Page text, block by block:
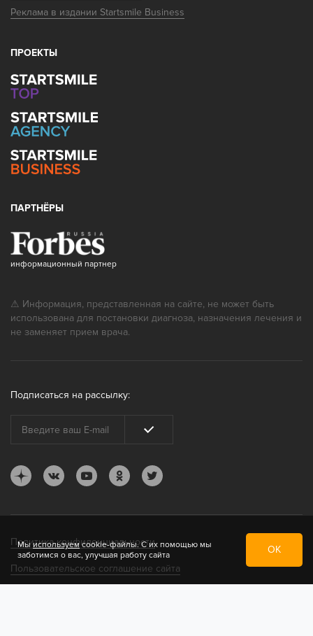
Реклама в издании Startsmile Business
ПРОЕКТЫ
ПАРТНЁРЫ
информационный партнер
⚠ Информация, представленная на сайте, не может быть
использована для постановки диагноза, назначения лечения и
не заменяет прием врача.
Подписаться на рассылку:
Политика конфиденциальности
Пользовательское соглашение сайта
Мыиспользуемcookie-файлы. С их помощью мы
заботимся о вас, улучшая работу сайта
ОК